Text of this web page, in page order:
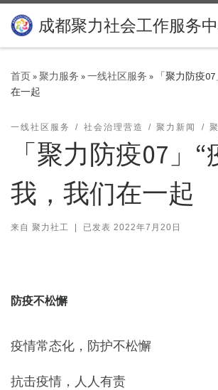
Skip to content
成都聚力社会工作服务
首页»聚力服务 »一线社区服务 »
「聚力防疫
在一起
一线社区服务 社会治理营造 聚力新闻
「聚力防疫07」
我，我们在一起
来自 聚力社工 | 已发表 2022年7月20日
防疫不松懈
疫情常态化，防护不松懈
抗击疫情，人人有责